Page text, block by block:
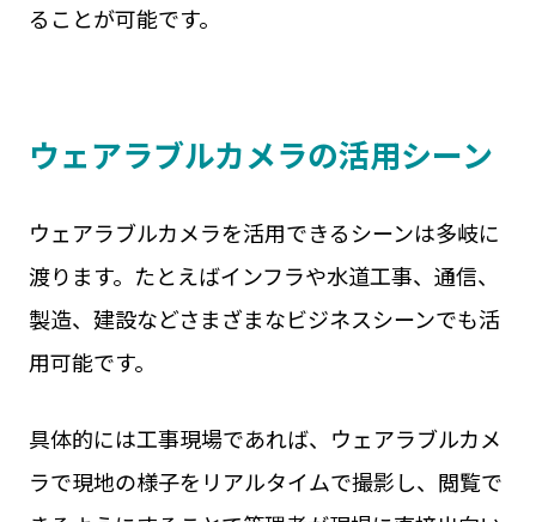
ることが可能です。
ウェアラブルカメラの活用シーン
ウェアラブルカメラを活用できるシーンは多岐に
渡ります。たとえばインフラや水道工事、通信、
製造、建設などさまざまなビジネスシーンでも活
用可能です。
具体的には工事現場であれば、ウェアラブルカメ
ラで現地の様子をリアルタイムで撮影し、閲覧で